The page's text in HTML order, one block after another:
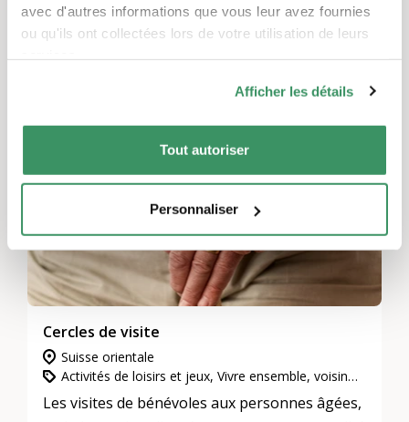
avec d'autres informations que vous leur avez fournies
ou qu'ils ont collectées lors de votre utilisation de leurs
Afficher les détails
Tout autoriser
Personnaliser
Ces projets pourraient également
Cercles de visite
Suisse orientale
Activités de loisirs et jeux, Vivre ensemble, voisinage et quartiers, L’engagement d’utilité publique
Les visites de bénévoles aux personnes âgées,